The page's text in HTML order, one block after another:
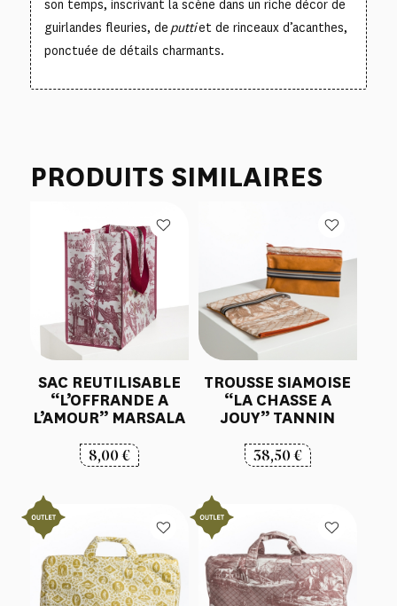
son temps, inscrivant la scène dans un riche décor de
guirlandes fleuries, de puttiet de rinceaux d’acanthes,
ponctuée de détails charmants.
PRODUITS SIMILAIRES
SAC REUTILISABLE
“L’OFFRANDE A
L’AMOUR” MARSALA
8,00€
TROUSSE SIAMOISE
“LA CHASSE A
JOUY” TANNIN
38,50€